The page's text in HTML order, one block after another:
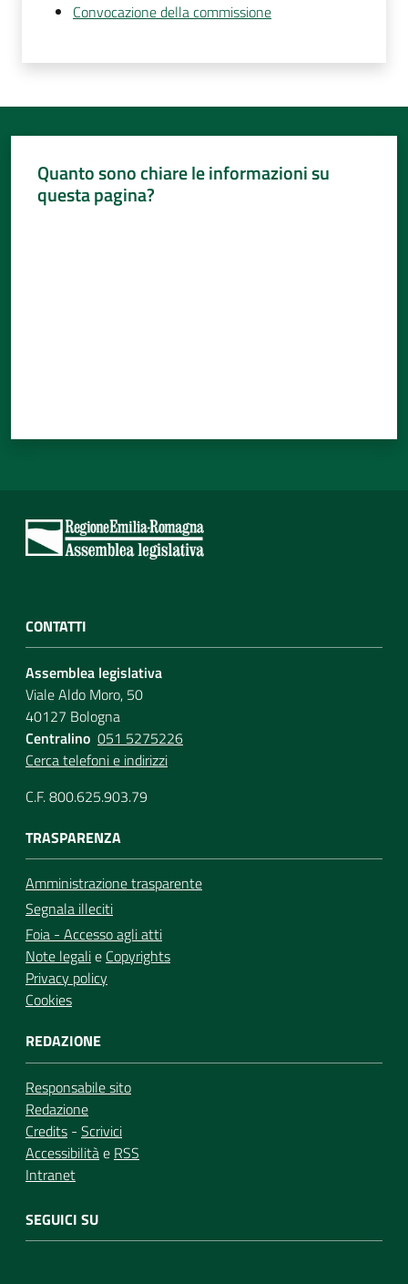
Convocazione della commissione
Quanto sono chiare le informazioni su
questa pagina?
CONTATTI
Assemblea legislativa
Viale Aldo Moro, 50
40127 Bologna
Centralino 051 5275226
Cerca telefoni e indirizzi
C.F. 800.625.903.79
TRASPARENZA
Amministrazione trasparente
Segnala illeciti
Foia - Accesso agli atti
Note legalie Copyrights
Privacy policy
Cookies
REDAZIONE
Responsabile sito
Redazione
Credits - Scrivici
Accessibilitàe RSS
Intranet
SEGUICI SU